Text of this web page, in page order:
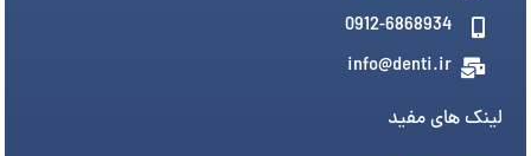
0912-6868934
info@denti.ir
لینک های مفید